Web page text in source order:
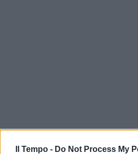
Il Tempo - Do Not Process My